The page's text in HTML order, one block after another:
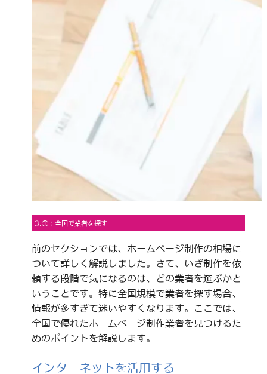
3.①：全国で業者を探す
前のセクションでは、ホームページ制作の相場に
ついて詳しく解説しました。さて、いざ制作を依
頼する段階で気になるのは、どの業者を選ぶかと
いうことです。特に全国規模で業者を探す場合、
情報が多すぎて迷いやすくなります。ここでは、
全国で優れたホームページ制作業者を見つけるた
めのポイントを解説します。
インターネットを活用する